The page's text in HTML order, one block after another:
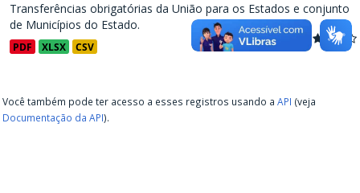
Transferências obrigatórias da União para os Estados e conjunto
de Municípios do Estado.
PDF XLSX CSV
Você também pode ter acesso a esses registros usando a API (veja
Documentação da API).